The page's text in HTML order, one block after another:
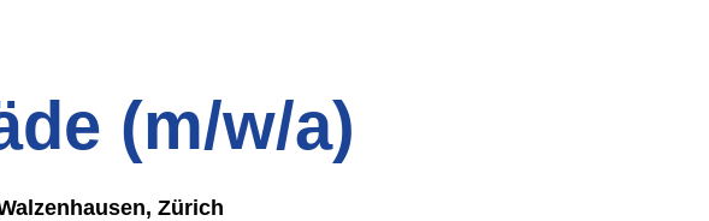
(m/w/a)
Zürich